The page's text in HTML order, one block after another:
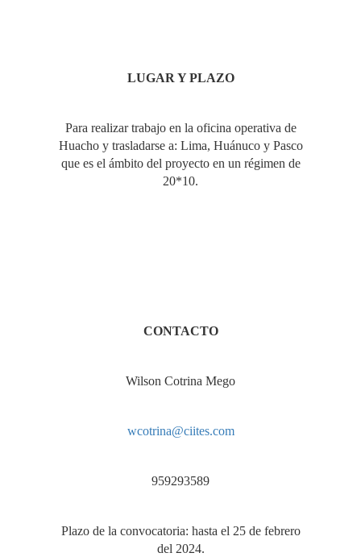
LUGAR Y PLAZO
Para realizar trabajo en la oficina operativa de
Huacho y trasladarse a: Lima, Huánuco y Pasco
que es el ámbito del proyecto en un régimen de
20*10.
CONTACTO
Wilson Cotrina Mego
wcotrina@ciites.com
959293589
Plazo de la convocatoria: hasta el 25 de febrero
del 2024.